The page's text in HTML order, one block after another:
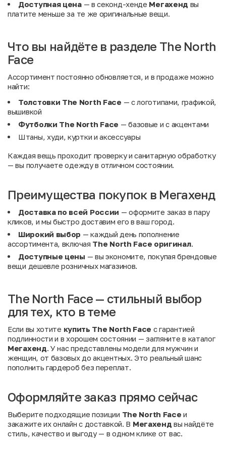
Доступная цена— в секонд-хенде Мегахенд вы
платите меньше за те же оригинальные вещи.
Что вы найдёте в разделе The North
Face
Ассортимент постоянно обновляется, и в продаже можно
найти:
Толстовки The North Face — с логотипами, графикой,
вышивкой
Футболки The North Face — базовые и с акцентами
Штаны, худи, куртки и аксессуары
Каждая вещь проходит проверку и санитарную обработку
— вы получаете одежду в отличном состоянии.
Преимущества покупок в Мегахенд
Доставка по всей России — оформите заказ в пару
кликов, и мы быстро доставим его в ваш город.
Широкий выбор — каждый день пополнение
ассортимента, включая The North Face оригинал.
Доступные цены — вы экономите, покупая брендовые
вещи дешевле розничных магазинов.
The North Face — стильный выбор
для тех, кто в теме
Если вы хотите купить The North Face с гарантией
подлинности и в хорошем состоянии — загляните в каталог
Мегахенд. У нас представлены модели для мужчин и
женщин, от базовых до акцентных. Это реальный шанс
пополнить гардероб без переплат.
Оформляйте заказ прямо сейчас
Выберите подходящие позиции The North Face и
закажите их онлайн с доставкой. В Мегахенд вы найдёте
стиль, качество и выгоду — в одном клике от вас.